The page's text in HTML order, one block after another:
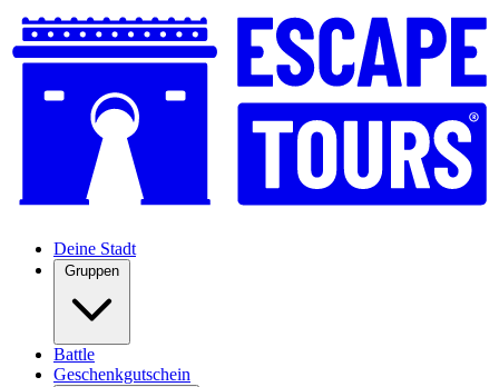
Deine Stadt
Gruppen
Battle
Geschenkgutschein